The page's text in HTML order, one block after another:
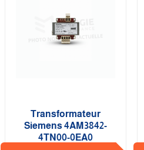
Transformateur
Siemens 4AM3842-
4TN00-0EA0